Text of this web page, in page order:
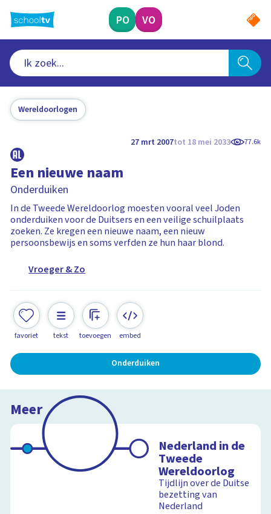
naar
hoofdinhoud
PO VO
Wereldoorlogen
27 mrt 2007tot 18 mei 2033 77.6k
Een nieuwe naam
Onderduiken
In de Tweede Wereldoorlog moesten vooral veel Joden
onderduiken voor de Duitsers en een veilige schuilplaats
zoeken. Ze kregen een nieuwe naam, een nieuw
persoonsbewijs en soms verfden ze hun haar blond.
Vroeger & Zo
favoriet tekst toevoegen embed
Onderduiken
Meer
Nederland in de
Tweede
Wereldoorlog
Tijdlijn over de Duitse
bezetting van
Nederland